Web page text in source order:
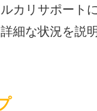
カリサポート
細な状況を説